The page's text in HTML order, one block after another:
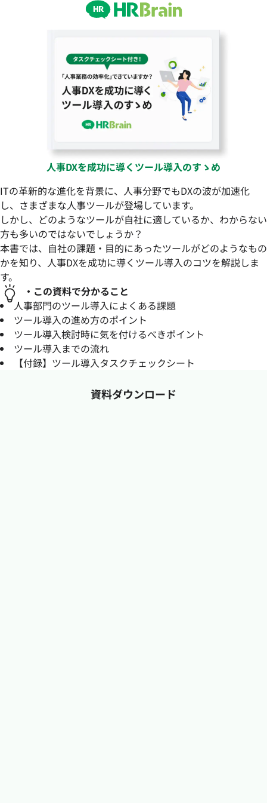
人事DXを成功に導くツール導入のすゝめ
ITの革新的な進化を背景に、人事分野でもDXの波が加速化
し、さまざまな人事ツールが登場しています。
しかし、どのようなツールが自社に適しているか、わからない
方も多いのではないでしょうか？
本書では、自社の課題・目的にあったツールがどのようなもの
かを知り、人事DXを成功に導くツール導入のコツを解説しま
す。
・この資料で分かること
人事部門のツール導入によくある課題
ツール導入の進め方のポイント
ツール導入検討時に気を付けるべきポイント
ツール導入までの流れ
【付録】ツール導入タスクチェックシート
資料ダウンロード